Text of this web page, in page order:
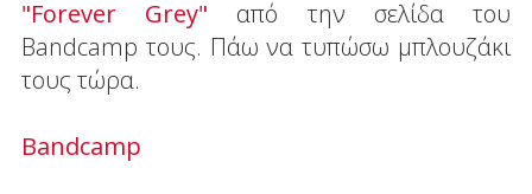
"Forever Grey" από την σελίδα του
Bandcamp τους. Πάω να τυπώσω μπλουζάκι
τους τώρα.
Bandcamp